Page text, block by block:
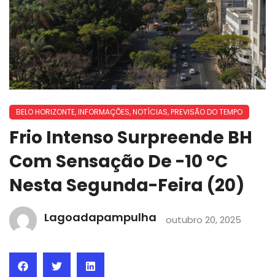
BELO HORIZONTE,INFORMAÇÕES,NOTÍCIAS,PREVISÃO DO TEMPO
Frio Intenso Surpreende BH
Com Sensação De -10 °C
Nesta Segunda-Feira (20)
Lagoadapampulha outubro 20, 2025